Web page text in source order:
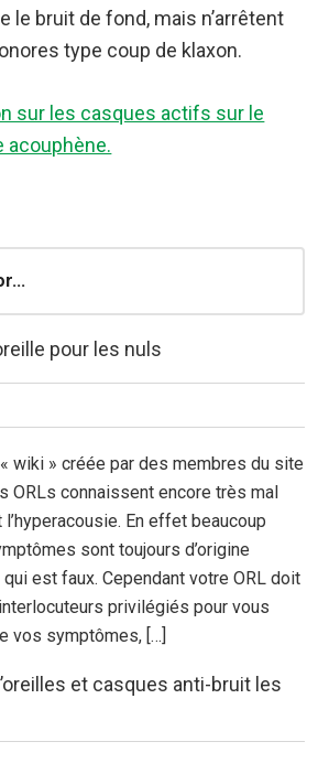
le bruit de fond, mais n’arrêtent
type coup de klaxon.
sur les casques actifs sur le
acouphène.
pour les nuls
wiki » créée par des membres du site
ORLs connaissent encore très mal
En effet beaucoup
sont toujours d’origine
est faux. Cependant votre ORL doit
privilégiés pour vous
vos symptômes, […]
et casques anti-bruit les